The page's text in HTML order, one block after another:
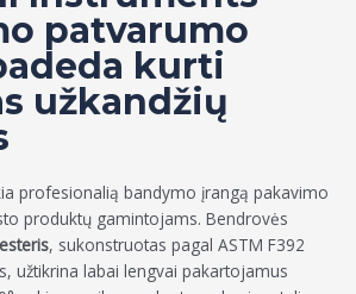
patvarumo
kurti
užkandžių
profesionalią bandymo įrangą pakavimo
produktų gamintojams. Bendrovės
, sukonstruotas pagal ASTM F392
užtikrina labai lengvai pakartojamus